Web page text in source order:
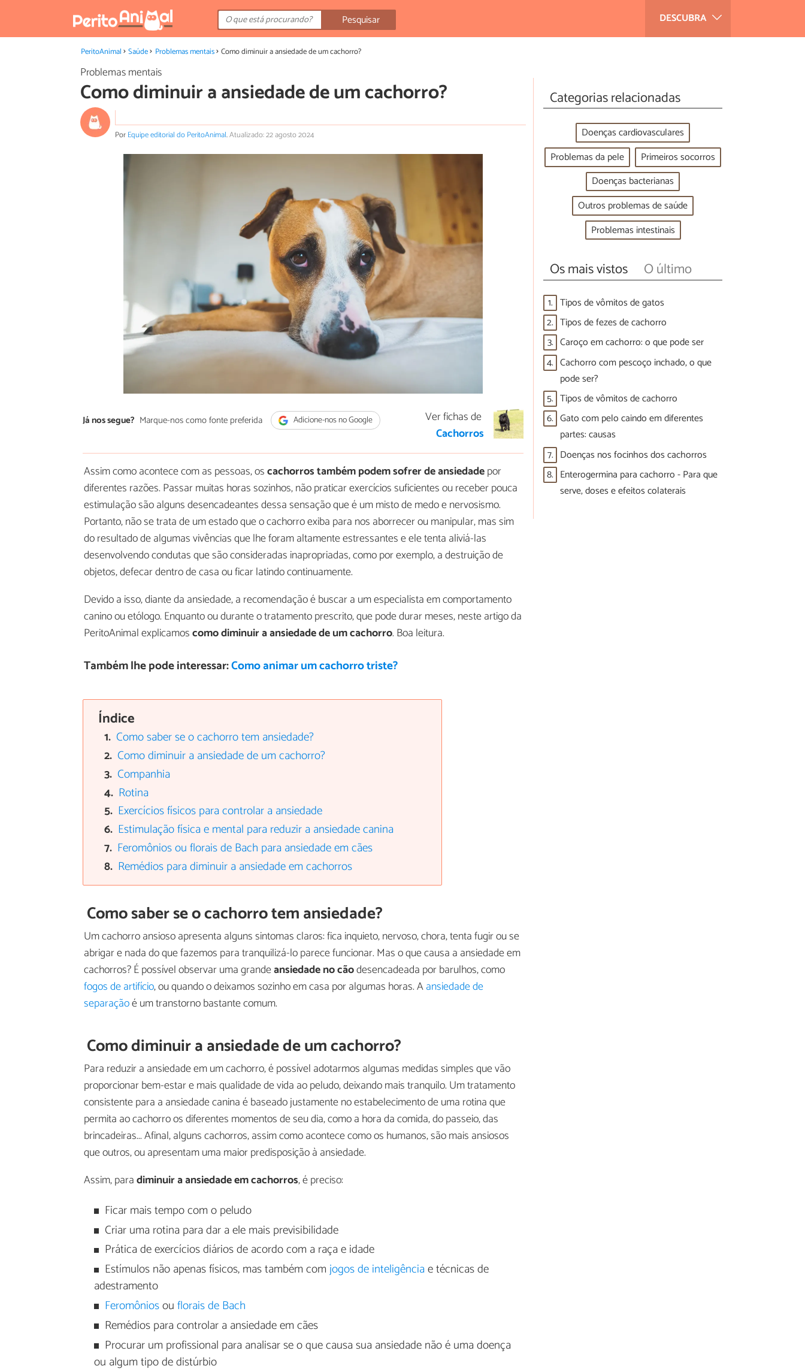
DESCUBRA
Pesquisar
PeritoAnimal Saúde Problemas mentais Como diminuir a ansiedade de um cachorro?
Problemas mentais
Como diminuir a ansiedade de um cachorro?
PorEquipe editorial do PeritoAnimal.Atualizado: 22 agosto 2024
Já nos segue? Marque-nos como fonte preferida Adicione-nos no Google
Ver fichas de
Cachorros
Assim como acontece com as pessoas, oscachorros também podem sofrer de ansiedadepor
diferentes razões. Passar muitas horas sozinhos, não praticar exercícios suficientes ou receber pouca
estimulação são alguns desencadeantes dessa sensação que é um misto de medo e nervosismo.
Portanto, não se trata de um estado que o cachorro exiba para nos aborrecer ou manipular, mas sim
do resultado de algumas vivências que lhe foram altamente estressantes e ele tenta aliviá-las
desenvolvendo condutas que são consideradas inapropriadas, como por exemplo, a destruição de
objetos, defecar dentro de casa ou ficar latindo continuamente.
Devido a isso, diante da ansiedade, a recomendação é buscar a um especialista em comportamento
canino ou etólogo. Enquanto ou durante o tratamento prescrito, que pode durar meses, neste artigo da
PeritoAnimal explicamoscomo diminuir a ansiedade de um cachorro. Boa leitura.
Também lhe pode interessar:Como animar um cachorro triste?
Índice
Como saber se o cachorro tem ansiedade?
Como diminuir a ansiedade de um cachorro?
Companhia
Rotina
Exercícios físicos para controlar a ansiedade
Estimulação física e mental para reduzir a ansiedade canina
Feromônios ou florais de Bach para ansiedade em cães
Remédios para diminuir a ansiedade em cachorros
Como saber se o cachorro tem ansiedade?
Um cachorro ansioso apresenta alguns sintomas claros: fica inquieto, nervoso, chora, tenta fugir ou se
abrigar e nada do que fazemos para tranquilizá-lo parece funcionar. Mas o que causa a ansiedade em
cachorros? É possível observar uma grandeansiedade no cãodesencadeada por barulhos, como
fogos de artifício, ou quando o deixamos sozinho em casa por algumas horas. Aansiedade de
separaçãoé um transtorno bastante comum.
Como diminuir a ansiedade de um cachorro?
Para reduzir a ansiedade em um cachorro, é possível adotarmos algumas medidas simples que vão
proporcionar bem-estar e mais qualidade de vida ao peludo, deixando mais tranquilo. Um tratamento
consistente para a ansiedade canina é baseado justamente no estabelecimento de uma rotina que
permita ao cachorro os diferentes momentos de seu dia, como a hora da comida, do passeio, das
brincadeiras... Afinal, alguns cachorros, assim como acontece como os humanos, são mais ansiosos
que outros, ou apresentam uma maior predisposição à ansiedade.
Assim, paradiminuir a ansiedade em cachorros, é preciso:
Ficar mais tempo com o peludo
Criar uma rotina para dar a ele mais previsibilidade
Prática de exercícios diários de acordo com a raça e idade
Estímulos não apenas físicos, mas também comjogos de inteligênciae técnicas de
adestramento
Feromôniosouflorais de Bach
Remédios para controlar a ansiedade em cães
Procurar um profissional para analisar se o que causa sua ansiedade não é uma doença
ou algum tipo de distúrbio
Categorias relacionadas
Doenças cardiovasculares
Problemas da pele
Primeiros socorros
Doenças bacterianas
Outros problemas de saúde
Problemas intestinais
Os mais vistos O último
1. Tipos de vômitos de gatos
2. Tipos de fezes de cachorro
3. Caroço em cachorro: o que pode ser
4. Cachorro com pescoço inchado, o que
pode ser?
5. Tipos de vômitos de cachorro
6. Gato com pelo caindo em diferentes
partes: causas
7. Doenças nos focinhos dos cachorros
8. Enterogermina para cachorro - Para que
serve, doses e efeitos colaterais